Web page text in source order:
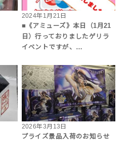
2024年1月21日
■《アミューズ》本日（1月21
日）行っておりましたゲリラ
イベントですが、…
2026年3月13日
プライズ景品入荷のお知らせ